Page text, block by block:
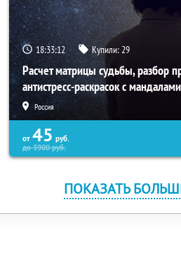
18:33:10 Купили:29
Расчет матрицы судьбы, разбор
антистресс-раскрасок с мандалами
Россия
от 45 руб.
до3900руб.
ПОКАЗАТЬ